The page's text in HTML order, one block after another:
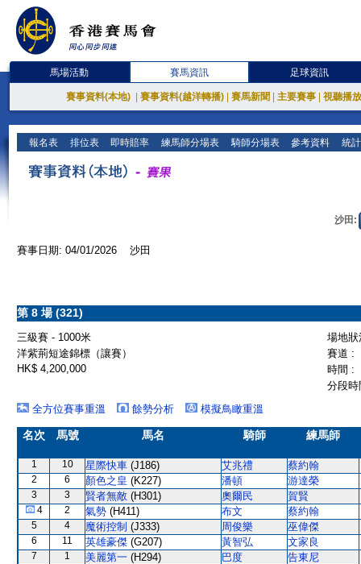
馬場活動 賽馬資訊 足球資訊
賽事資料(本地) 賽事資料(越洋轉播) 賽馬新聞 主要賽事 視聽播
報名表 排位表 即時賠率 練馬師分場表 騎師分場表 參考資料 統
沙田:
賽事日期: 04/01/2026 沙田
第 8 場 (321)
三級賽 - 1000米
場地
洋紫荊短途錦標（讓賽）
賽道 :
HK$ 4,200,000
時間 :
分段
全方位賽事重溫
餘勢分析 模擬鳥瞰重溫
名次 馬號 馬名 騎師 練馬師
1 10 星際快車 (J186) 艾兆禮 蔡約翰
2 6 顏色之皇 (K227) 潘頓 游達榮
3 3 賢者無敵 (H301) 奧爾民 賀賢
4 2 氣勢 (H411) 布文 蔡約翰
5 4 魔術控制 (J333) 周俊樂 巫偉傑
6 11 英雄豪傑 (G207) 黃智弘 文家良
7 1 美麗第一 (H294) 巴度 告東尼